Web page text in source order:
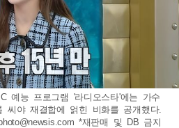
예능 프로그램 '라디오스타'에는 가수
씨야 재결합에 얽힌 비화를 공개했다.
*재판매 및 DB 금지